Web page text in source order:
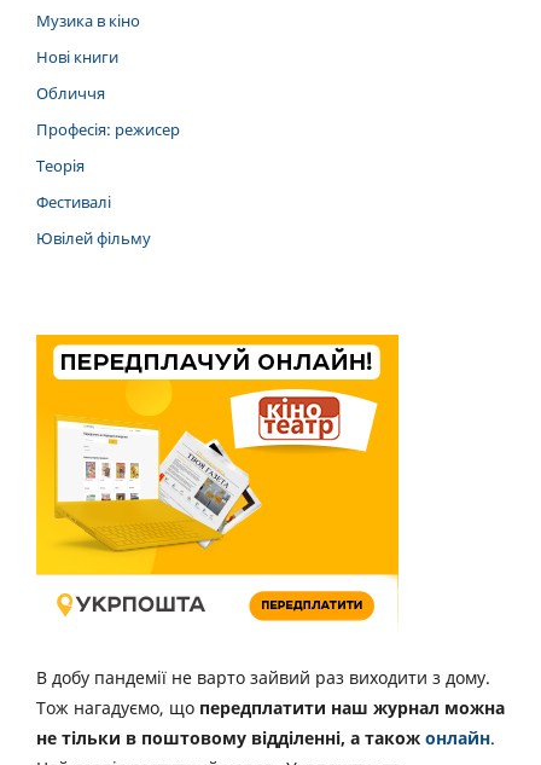
Музика в кіно
Нові книги
Обличчя
Професія: режисер
Теорія
Фестивалі
Ювілей фільму
В добу пандемії не варто зайвий раз виходити з дому.
Тож нагадуємо, що передплатити наш журнал можна
не тільки в поштовому відділенні, а також онлайн.